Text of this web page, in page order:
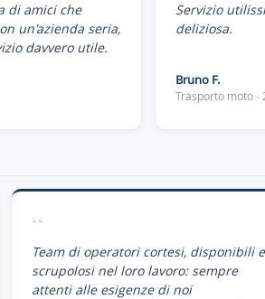
di amici che
un'azienda seria,
davvero utile.
Servizio
deliziosa.
Bruno F.
Trasporto moto ·
“
Team di operatori cortesi, disponibili e
scrupolosi nel loro lavoro: sempre
attenti alle esigenze di noi